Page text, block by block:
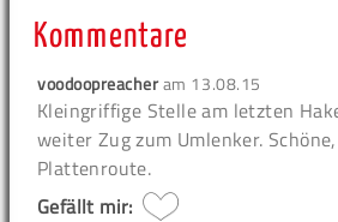
Kommentare
voodoopreacheram 13.08.15
Kleingriffige Stelle am letzten
weiter Zug zum Umlenker.
Plattenroute.
Gefällt mir: